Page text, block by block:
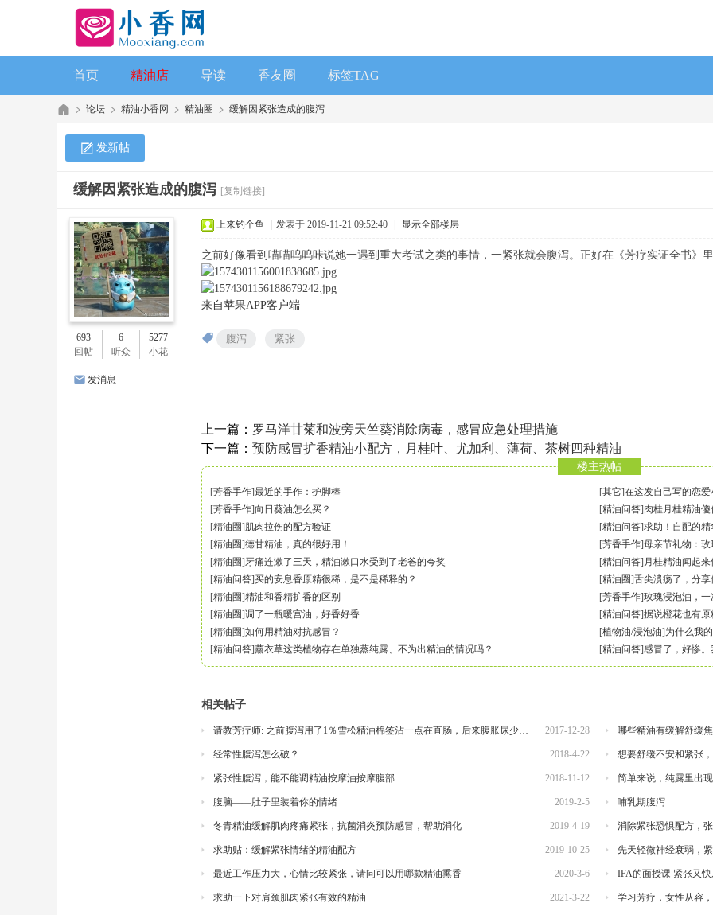
首页 精油店 导读 香友圈 标签TAG
论坛 精油小香网 精油圈 缓解因紧张造成的腹泻
发新帖
缓解因紧张造成的腹泻 [复制链接]
693
回帖
6
听众
5277
小花
发消息
上来钓个鱼 发表于 2019-11-21 09:52:40 显示全部楼层
之前好像看到喵喵呜呜咔说她一遇到重大考试之类的事情，一紧张就会腹泻。正好在《芳疗实证全书》
来自苹果APP客户端
腹泻 紧张
上一篇： 罗马洋甘菊和波旁天竺葵消除病毒，感冒应急处理措施
下一篇： 预防感冒扩香精油小配方，月桂叶、尤加利、薄荷、茶树四种精油
楼主热帖
最近的手作：护脚棒
[芳香手作] 在这发自己写的恋
[其它]
向日葵油怎么买？
[芳香手作] 肉桂月桂精油
[精油问答]
肌肉拉伤的配方验证
[精油圈] 求助！自配的
[精油问答]
德甘精油，真的很好用！
[精油圈] 母亲节礼物：
[芳香手作]
牙痛连漱了三天，精油漱口水受到了老爸的夸奖
[精油圈] 月桂精油闻起
[精油问答]
买的安息香原精很稀，是不是稀释的？
[精油问答] 舌尖溃疡了，分
[精油圈]
精油和香精扩香的区别
[精油圈] 玫瑰浸泡油，
[芳香手作]
调了一瓶暖宫油，好香好香
[精油圈] 据说橙花也有
[精油问答]
如何用精油对抗感冒？
[精油圈] 为什么我
[植物油/浸泡油]
薰衣草这类植物存在单独蒸纯露、不为出精油的情况吗？
[精油问答] 感冒了，好惨
[精油问答]
相关帖子
2017-12-28
请教芳疗师: 之前腹泻用了1％雪松精油棉签沾一点在直肠，后来腹胀尿少… 哪些精油有缓解舒缓
2018-4-22
经常性腹泻怎么破？ 想要舒缓不安和紧张
2018-11-12
紧张性腹泻，能不能调精油按摩油按摩腹部 简单来说，纯露里出
2019-2-5
腹脑——肚子里装着你的情绪 哺乳期腹泻
2019-4-19
冬青精油缓解肌肉疼痛紧张，抗菌消炎预防感冒，帮助消化 消除紧张恐惧配方，
2019-10-25
求助贴：缓解紧张情绪的精油配方 先天轻微神经衰弱，
2020-3-6
最近工作压力大，心情比较紧张，请问可以用哪款精油熏香 IFA的面授课 紧张又
2021-3-22
求助一下对肩颈肌肉紧张有效的精油 学习芳疗，女性从容